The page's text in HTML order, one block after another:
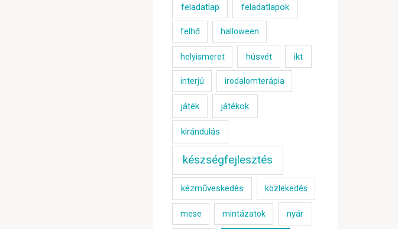
feladatlap feladatlapok
felhő halloween
helyismeret húsvét ikt
interjú irodalomterápia
játék játékok
kirándulás
készségfejlesztés
kézműveskedés közlekedés
mese mintázatok nyár